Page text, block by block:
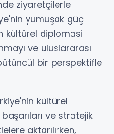
ziyaretçilerle
yumuşak güç
kültürel diplomasi
ve uluslararası
bir perspektifle
kültürel
ve stratejik
aktarılırken,